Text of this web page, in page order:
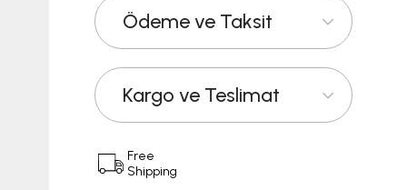
Ödeme ve Taksit
Kargo ve Teslimat
Free
Shipping